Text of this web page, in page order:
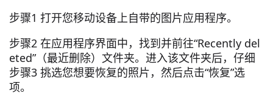
步骤1 打开您移动设备上自带的图片应用程序。
步骤2 在应用程序界面中，找到并前往“Recently del
eted”（最近删除）文件夹。进入该文件夹后，仔细
步骤3 挑选您想要恢复的照片，然后点击“恢复”选
项。